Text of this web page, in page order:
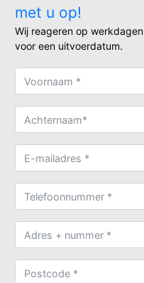
met u op!
Wij reageren op werkdagen
voor een uitvoerdatum.